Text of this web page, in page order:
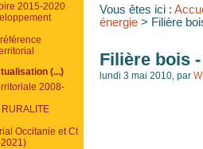
Vous êtes ici :
énergie > Filière
Filière bois
lundi 3 mai 2010, par
2015-2020
(...)
2008-
Occitanie et Ct